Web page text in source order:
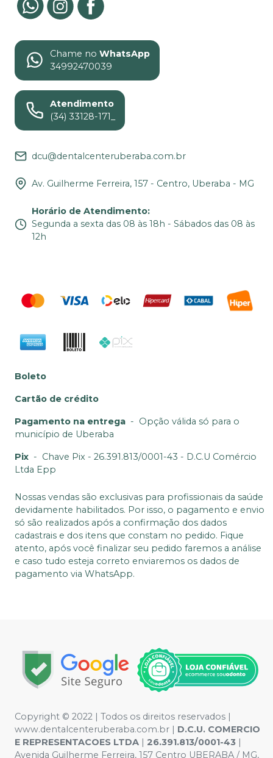
Chame no WhatsApp
34992470039
Atendimento
(34) 33128-171_
dcu@dentalcenteruberaba.com.br
Av. Guilherme Ferreira, 157 - Centro, Uberaba - MG
Horário de Atendimento:
Segunda a sexta das 08 às 18h - Sábados das 08 às
12h
Boleto
Cartão de crédito
Pagamento na entrega - Opção válida só para o
município de Uberaba
Pix - Chave Pix - 26.391.813/0001-43 - D.C.U Comércio
Ltda Epp
Nossas vendas são exclusivas para profissionais da saúde
devidamente habilitados. Por isso, o pagamento e envio
só são realizados após a confirmação dos dados
cadastrais e dos itens que constam no pedido. Fique
atento, após você finalizar seu pedido faremos a análise
e caso tudo esteja correto enviaremos os dados de
pagamento via WhatsApp.
Copyright © 2022 | Todos os direitos reservados |
www.dentalcenteruberaba.com.br | D.C.U. COMERCIO
E REPRESENTACOES LTDA | 26.391.813/0001-43 |
Avenida Guilherme Ferreira, 157 Centro UBERABA / MG,